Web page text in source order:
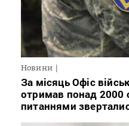
Новини
За місяць Офіс
отримав понад 2000
питаннями